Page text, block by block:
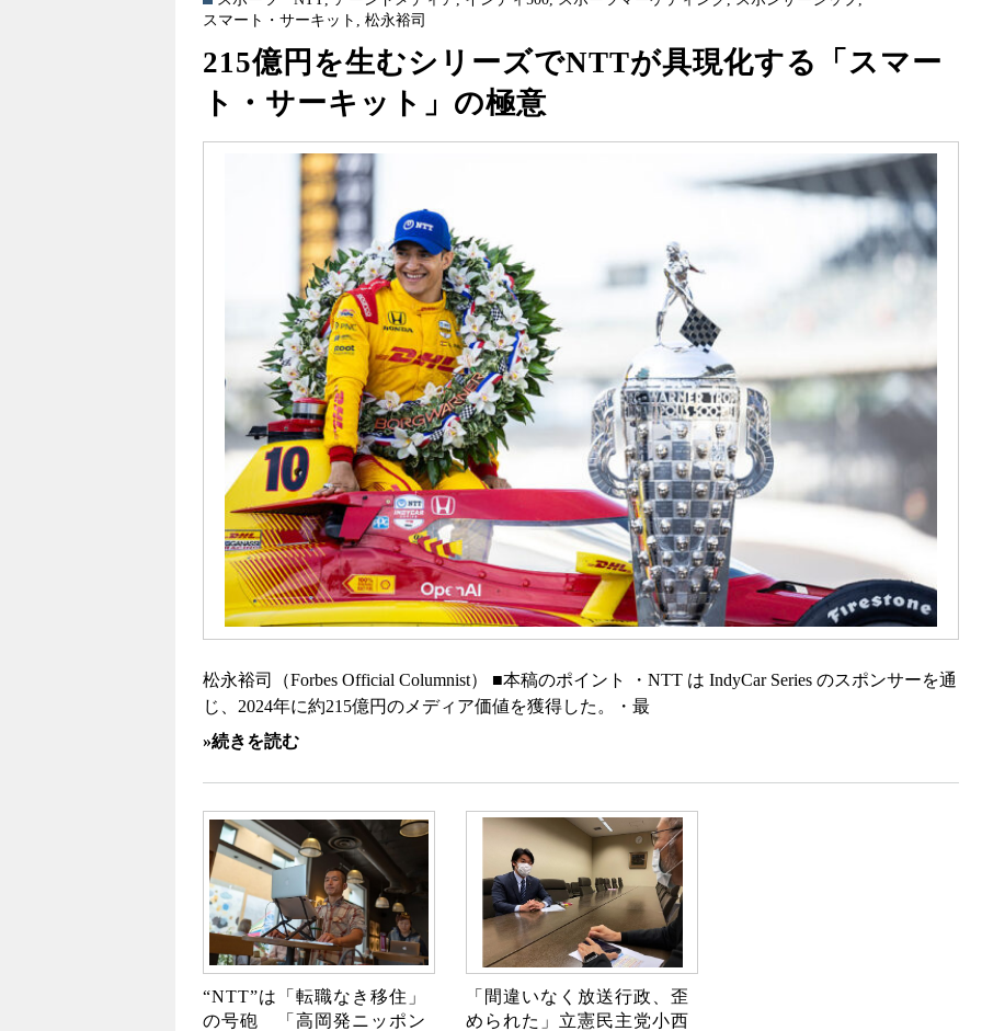
スマート・サーキット , 松永裕司
215億円を生むシリーズでNTTが具現化する「スマー
ト・サーキット」の極意
松永裕司（Forbes Official Columnist） ■本稿のポイント ・NTT は IndyCar Series のスポンサーを通
じ、2024年に約215億円のメディア価値を獲得した。・最
»続きを読む
“NTT”は「転職なき移住」
の号砲 「高岡発ニッポン
「間違いなく放送行政、歪
められた」立憲民主党小西